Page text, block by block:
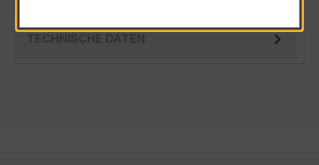
TECHNISCHE DATEN